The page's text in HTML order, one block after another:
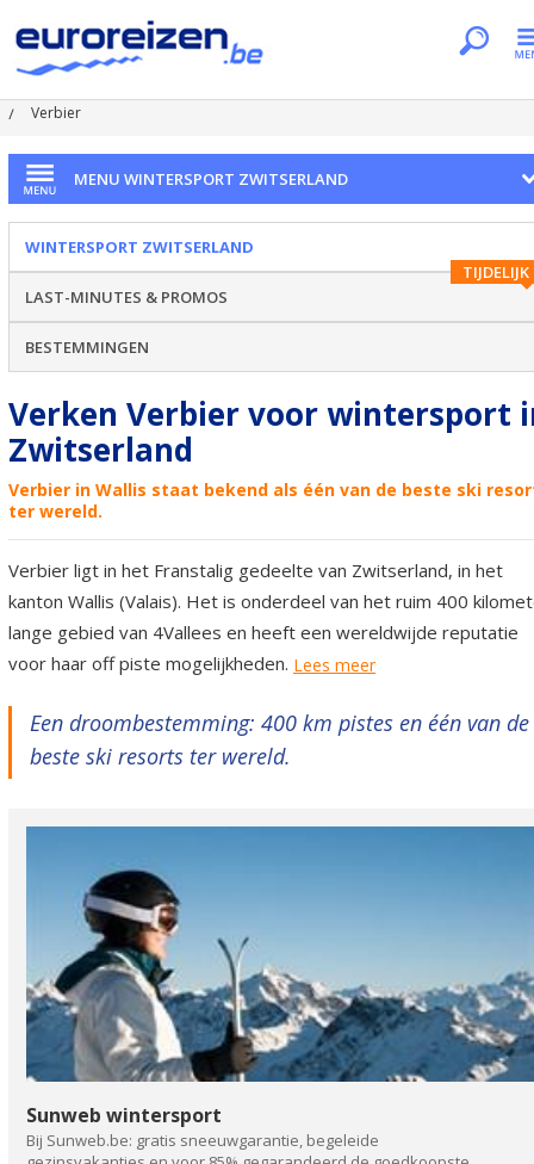
Verbier
MENU WINTERSPORT ZWITSERLAND
WINTERSPORT ZWITSERLAND
TIJDELIJK
LAST-MINUTES & PROMOS
BESTEMMINGEN
Verken Verbier voor wintersport
Zwitserland
Verbier in Wallis staat bekend als één van de beste ski
ter wereld.
Verbier ligt in het Franstalig gedeelte van Zwitserland, in het
kanton Wallis (Valais). Het is onderdeel van het ruim 400
lange gebied van 4Vallees en heeft een wereldwijde reputatie
voor haar off piste mogelijkheden. Lees meer
Een droombestemming: 400 km pistes en één van de
beste ski resorts ter wereld.
Sunweb wintersport
Bij Sunweb.be: gratis sneeuwgarantie, begeleide